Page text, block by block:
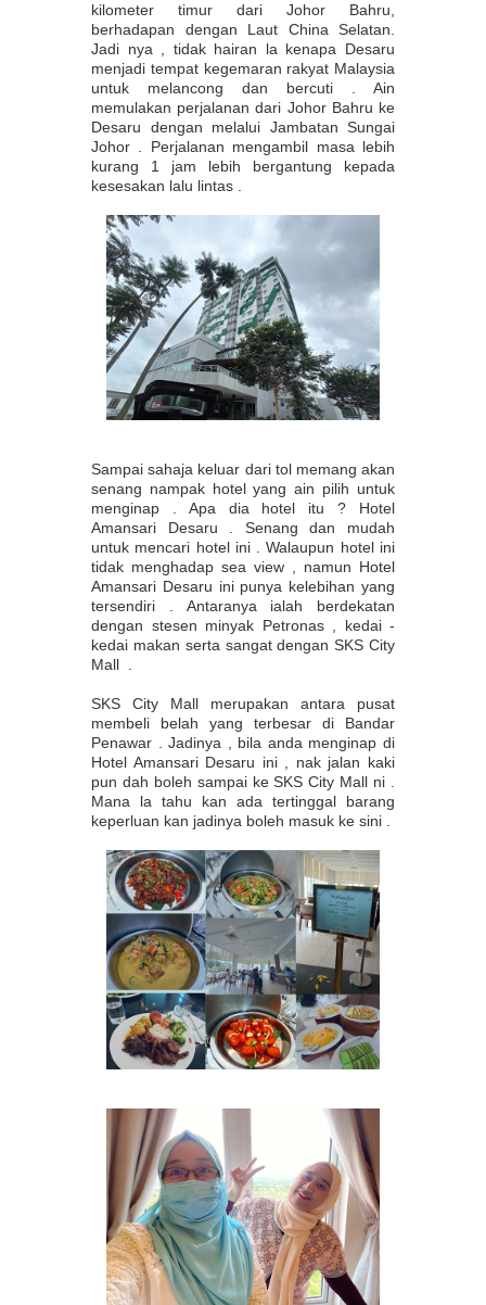
kilometer timur dari Johor Bahru,
berhadapan dengan Laut China Selatan.
Jadi nya , tidak hairan la kenapa Desaru
menjadi tempat kegemaran rakyat Malaysia
untuk melancong dan bercuti . Ain
memulakan perjalanan dari Johor Bahru ke
Desaru dengan melalui Jambatan Sungai
Johor . Perjalanan mengambil masa lebih
kurang 1 jam lebih bergantung kepada
kesesakan lalu lintas .
Sampai sahaja keluar dari tol memang akan
senang nampak hotel yang ain pilih untuk
menginap . Apa dia hotel itu ? Hotel
Amansari Desaru . Senang dan mudah
untuk mencari hotel ini . Walaupun hotel ini
tidak menghadap sea view , namun Hotel
Amansari Desaru ini punya kelebihan yang
tersendiri . Antaranya ialah berdekatan
dengan stesen minyak Petronas , kedai -
kedai makan serta sangat dengan SKS City
Mall .
SKS City Mall merupakan antara pusat
membeli belah yang terbesar di Bandar
Penawar . Jadinya , bila anda menginap di
Hotel Amansari Desaru ini , nak jalan kaki
pun dah boleh sampai ke SKS City Mall ni .
Mana la tahu kan ada tertinggal barang
keperluan kan jadinya boleh masuk ke sini .